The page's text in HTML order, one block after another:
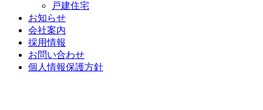
戸建住宅
お知らせ
会社案内
採用情報
お問い合わせ
個人情報保護方針